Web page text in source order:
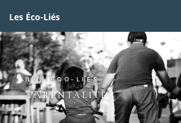
Les Éco-Liés
LES ÉCO-LIÉS
PARENTALITÉ